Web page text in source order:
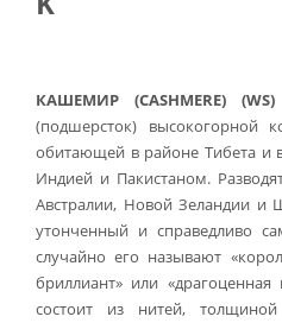
КАШЕМИР (CASHMERE) (WS)
(подшерсток) высокогорной
обитающей в районе Тибета
Индией и Пакистаном.
Австралии, Новой Зеландии и
утонченный и справедливо
случайно его называют
бриллиант» или
состоит из нитей,